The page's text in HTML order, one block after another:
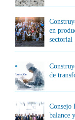
en
sectorial
de
Consejo
balance